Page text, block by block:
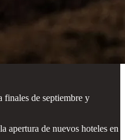
finales de septiembre y
apertura de nuevos hoteles en